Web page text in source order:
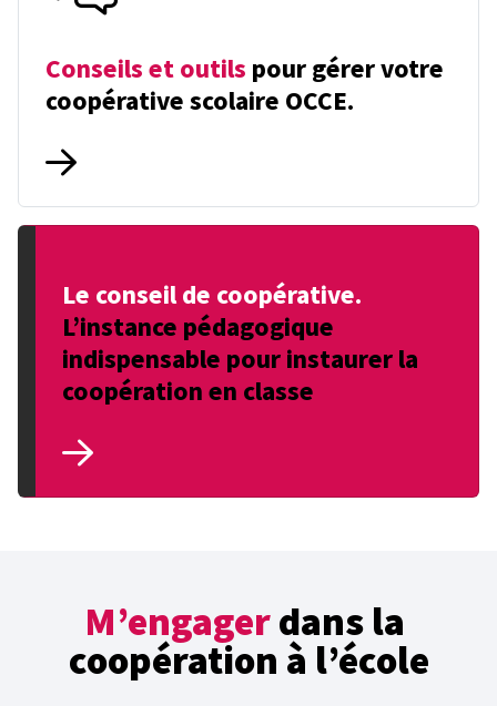
Conseils et outils pour gérer votre
coopérative scolaire OCCE.
Le conseil de coopérative.
L’instance pédagogique
indispensable pour instaurer la
coopération en classe
M’engagerdans la
coopération à l’école